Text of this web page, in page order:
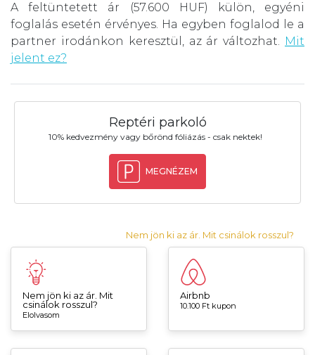
A feltüntetett ár (57.600 HUF) külön, egyéni
foglalás esetén érvényes. Ha egyben foglalod le a
partner irodánkon keresztül, az ár változhat. Mit
jelent ez?
Reptéri parkoló
10% kedvezmény vagy bőrönd fóliázás - csak nektek!
MEGNÉZEM
Nem jön ki az ár. Mit csinálok rosszul?
Nem jön ki az ár. Mit
csinálok rosszul?
Elolvasom
Airbnb
10.100 Ft kupon